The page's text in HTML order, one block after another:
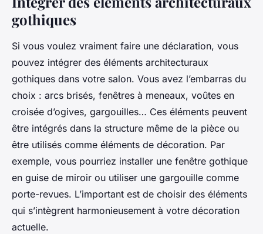
gothiques
Si vous voulez vraiment faire une déclaration, vous
pouvez intégrer des éléments architecturaux
gothiques dans votre salon. Vous avez l’embarras du
choix : arcs brisés, fenêtres à meneaux, voûtes en
croisée d’ogives, gargouilles… Ces éléments peuvent
être intégrés dans la structure même de la pièce ou
être utilisés comme éléments de décoration. Par
exemple, vous pourriez installer une fenêtre gothique
en guise de miroir ou utiliser une gargouille comme
porte-revues. L’important est de choisir des éléments
qui s’intègrent harmonieusement à votre décoration
actuelle.